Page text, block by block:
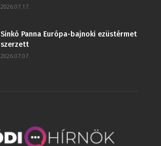
2026.07.17.
Sinkó Panna Európa-bajnoki ezüstérmet
szerzett
2026.07.07.